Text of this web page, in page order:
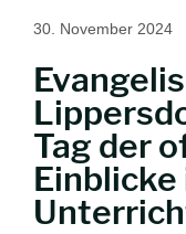
30. November 2024
Tag der
Einblicke